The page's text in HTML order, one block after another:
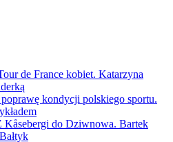
de France kobiet. Katarzyna
poprawę kondycji polskiego sportu.
Kåsebergi do Dziwnowa. Bartek